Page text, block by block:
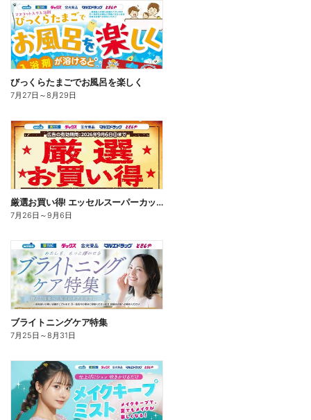
びっくらたまごでお風呂を楽しく
7月27日 ～8月29日
厳選お買い得! エッセルスーパーカップ
7月26日 ～9月6日
ブライトニングケア特集
7月25日 ～8月31日